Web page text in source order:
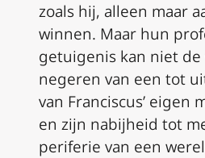
zoals hij, alleen maar
winnen. Maar hun
getuigenis kan niet de
negeren van een tot
van Franciscus’ eigen
en zijn nabijheid tot
periferie van een